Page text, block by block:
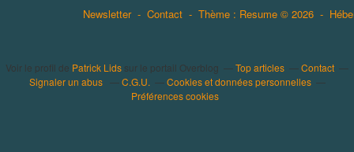
Newsletter - Contact - Thème : Resume © 2026 -
Voir le profil de Patrick Lids sur le portail Overblog Top articles
Contact
Signaler un abus
C.G.U.
Cookies et données personnelles
Préférences cookies